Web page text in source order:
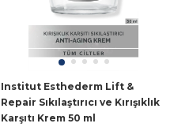
Institut Esthederm Lift &
Repair Sıkılaştırıcı ve Kırışıklık
Karşıtı Krem 50 ml